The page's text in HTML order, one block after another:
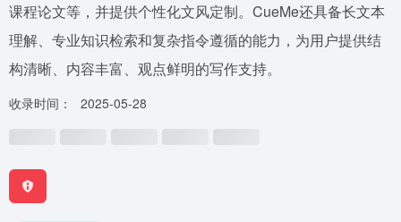
课程论文等，并提供个性化文风定制。CueMe还具备长文本
理解、专业知识检索和复杂指令遵循的能力，为用户提供结
构清晰、内容丰富、观点鲜明的写作支持。
收录时间： 2025-05-28